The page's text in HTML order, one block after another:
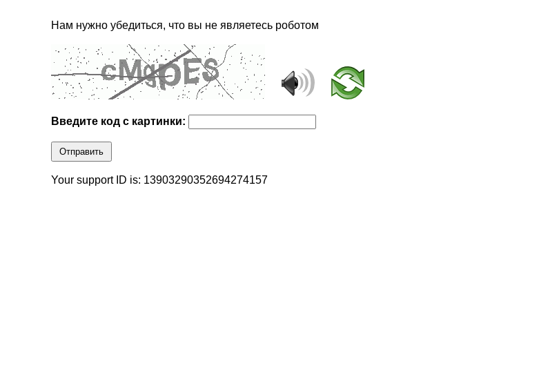
Нам нужно убедиться, что вы не являетесь роботом
Введите код с картинки:
Отправить
Your support ID is: 13903290352694274157